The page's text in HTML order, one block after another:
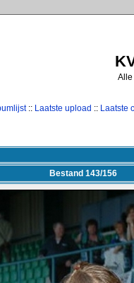
Alle
:: Laatste upload :: Laatste
Bestand 143/156